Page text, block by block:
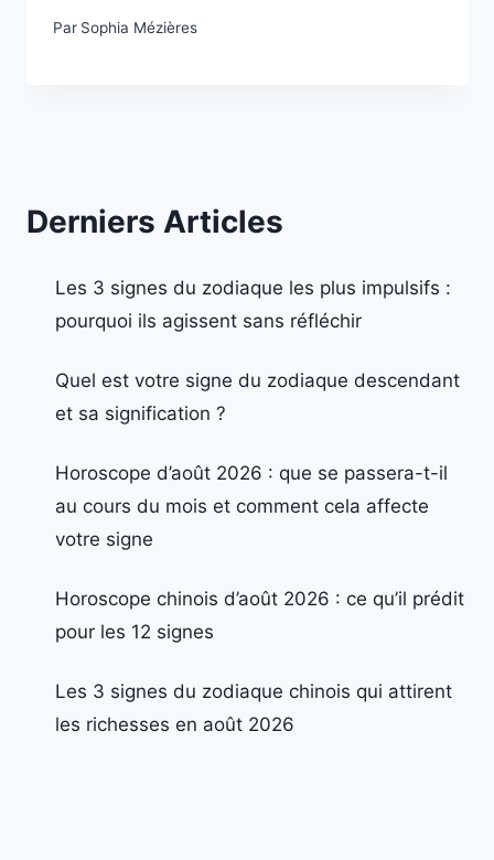
Par Sophia Mézières
Derniers Articles
Les 3 signes du zodiaque les plus impulsifs :
pourquoi ils agissent sans réfléchir
Quel est votre signe du zodiaque descendant
et sa signification ?
Horoscope d’août 2026 : que se passera-t-il
au cours du mois et comment cela affecte
votre signe
Horoscope chinois d’août 2026 : ce qu’il prédit
pour les 12 signes
Les 3 signes du zodiaque chinois qui attirent
les richesses en août 2026